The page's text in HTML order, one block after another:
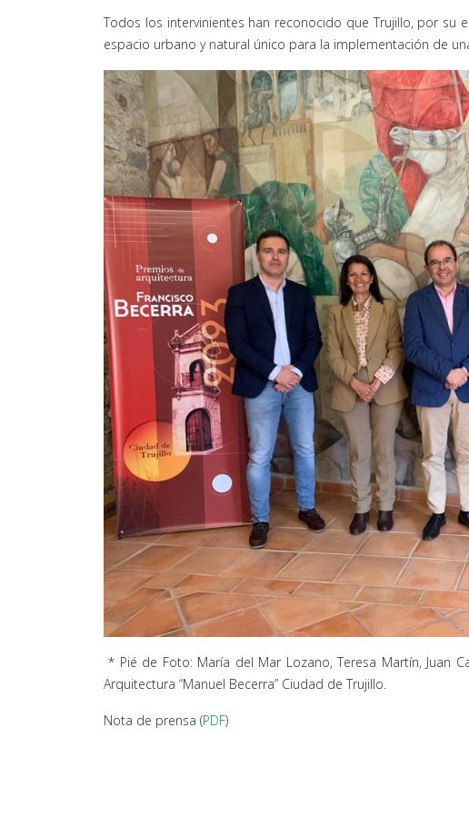
Todos los intervinientes han reconocido que Trujillo, por su
espacio urbano y natural único para la implementación de
* Pié de Foto: María del Mar Lozano, Teresa Martín, Juan
Arquitectura “Manuel Becerra” Ciudad de Trujillo.
Nota de prensa (PDF)